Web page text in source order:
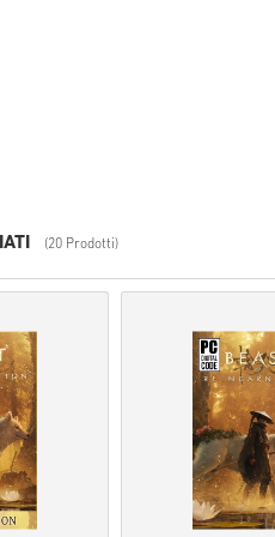
(20 Prodotti)